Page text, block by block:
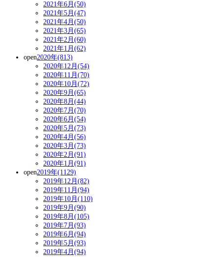
2021年6月(50)
2021年5月(47)
2021年4月(50)
2021年3月(65)
2021年2月(60)
2021年1月(62)
open2020年(813)
2020年12月(54)
2020年11月(70)
2020年10月(72)
2020年9月(65)
2020年8月(44)
2020年7月(70)
2020年6月(54)
2020年5月(73)
2020年4月(56)
2020年3月(73)
2020年2月(91)
2020年1月(91)
open2019年(1129)
2019年12月(82)
2019年11月(94)
2019年10月(110)
2019年9月(90)
2019年8月(105)
2019年7月(93)
2019年6月(94)
2019年5月(93)
2019年4月(94)